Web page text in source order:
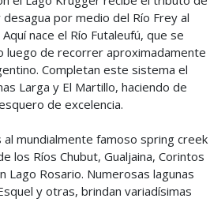
por medio del Río Frey al
nace el Río Futaleufú, que se
luego de recorrer aproximadamente
Completan este sistema el
Larga y El Martillo, haciendo de
de excelencia.
mundialmente famoso spring creek
los Ríos Chubut, Gualjaina, Corintos
Lago Rosario. Numerosas lagunas
y otras, brindan variadísimas